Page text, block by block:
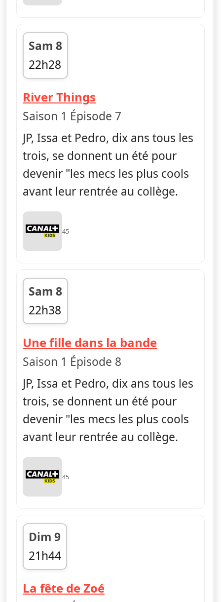
Sam 8
22h28
fin 22h38
River Things
Saison 1 Épisode 7
JP, Issa et Pedro, dix ans tous les
trois, se donnent un été pour
devenir "les mecs les plus cools
avant leur rentrée au collège.
45
Sam 8
22h38
fin 22h49
Une fille dans la bande— La vie
Saison 1 Épisode 8
JP, Issa et Pedro, dix ans tous les
trois, se donnent un été pour
devenir "les mecs les plus cools
avant leur rentrée au collège.
45
Dim 9
21h44
fin 21h55
La fête de Zoé— La vie en slip